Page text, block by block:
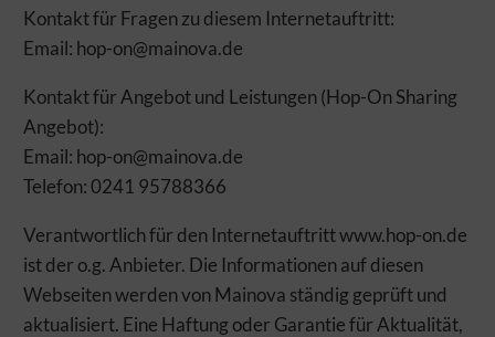
Kontakt für Fragen zu diesem Internetauftritt:
Email: hop-on@mainova.de
Kontakt für Angebot und Leistungen (Hop-On Sharing
Angebot):
Email: hop-on@mainova.de
Telefon: 0241 95788366
Verantwortlich für den Internetauftritt www.hop-on.de
ist der o.g. Anbieter. Die Informationen auf diesen
Webseiten werden von Mainova ständig geprüft und
aktualisiert. Eine Haftung oder Garantie für Aktualität,
noch besseres Weberlebnis einsetzen! Um zu verstehen, was Sie
bewegt, und um Ihnen die passenden Angebote zuerst
anzuzeigen, brauchen wir jetzt Ihre Zustimmung.
Zur Erhebung von Nutzungsinformationen setzen wir daher
Technologien und Dienste ein. Diese sind entweder für die
Seitenfunktion notwendig, oder sie dienen Analyse- bzw.
Marketingzwecken. Mit einem Klick auf Zustimmen akzeptieren
Sie den Einsatz der nicht erforderlichen Dienste – und dürfen
Möchten Sie das nicht, können Sie hier detaillierte Einstellungen
vornehmen oder alle Technologien und Dienste ablehnen. Dies
kann allerdings zu einem eingeschränkten Nutzererlebnis
führen. Selbstverständlich haben Sie jederzeit die volle Kontrolle
über Ihre Daten, denn die Auswahl kann jederzeit geändert